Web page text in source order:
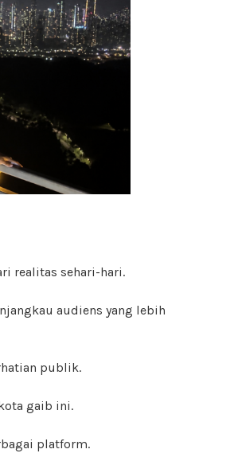
realitas sehari-hari.
audiens yang lebih
publik.
gaib ini.
platform.